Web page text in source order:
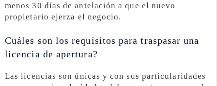
menos 30 días de antelación a que el nuevo
propietario ejerza el negocio.
Cuáles son los requisitos para traspasar una
licencia de apertura?
Las licencias son únicas y con sus particularidades